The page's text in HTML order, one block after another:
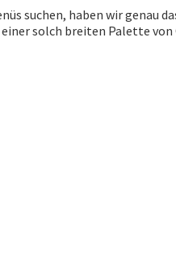
suchen, haben wir genau
solch breiten Palette